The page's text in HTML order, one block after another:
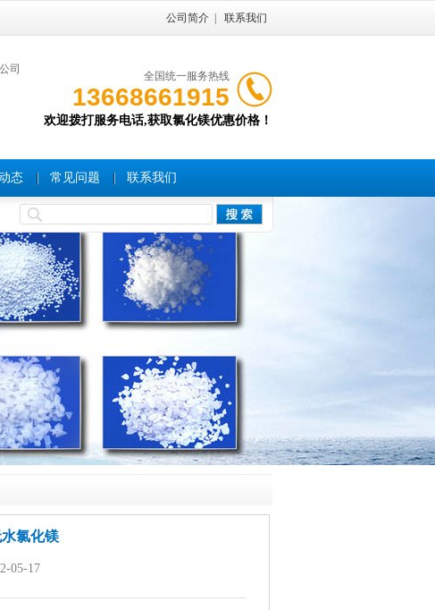
公司简介 联系我们
全国统一服务热线
13668661915
欢迎拨打服务电话,获取氯化镁优惠价格！
态 常见问题 联系我们
氯化镁
05-17